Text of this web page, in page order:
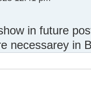
in future
necessarey in